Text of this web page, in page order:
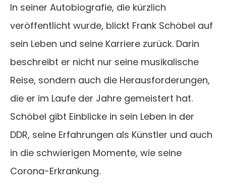
In seiner Autobiografie, die kürzlich
veröffentlicht wurde, blickt Frank Schöbel auf
sein Leben und seine Karriere zurück. Darin
beschreibt er nicht nur seine musikalische
Reise, sondern auch die Herausforderungen,
die er im Laufe der Jahre gemeistert hat.
Schöbel gibt Einblicke in sein Leben in der
DDR, seine Erfahrungen als Künstler und auch
in die schwierigen Momente, wie seine
Corona-Erkrankung.